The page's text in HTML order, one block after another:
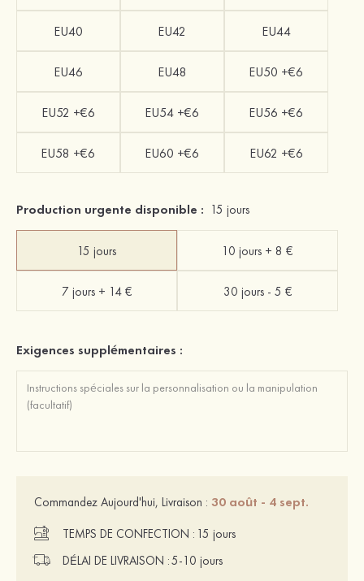
EU40 EU42 EU44
EU46 EU48 EU50 +€6
EU52 +€6 EU54 +€6 EU56 +€6
EU58 +€6 EU60 +€6 EU62 +€6
Production urgente disponible : 15 jours
15 jours 10 jours + 8 €
7 jours + 14 € 30 jours - 5 €
Exigences supplémentaires :
Commandez Aujourd'hui, Livraison : 30 août - 4 sept.
TEMPS DE CONFECTION : 15 jours
DÉLAI DE LIVRAISON :5-10 jours